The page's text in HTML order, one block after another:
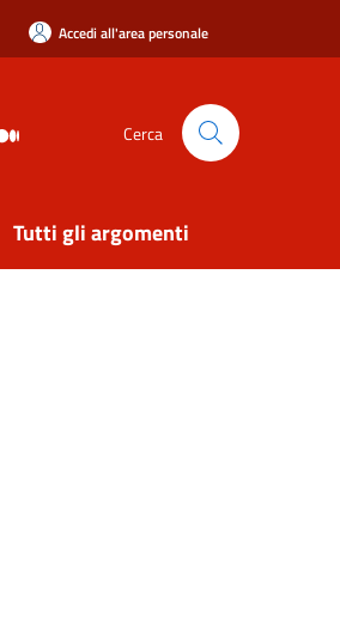
Accedi all'area personale
Cerca
Tutti gli argomenti